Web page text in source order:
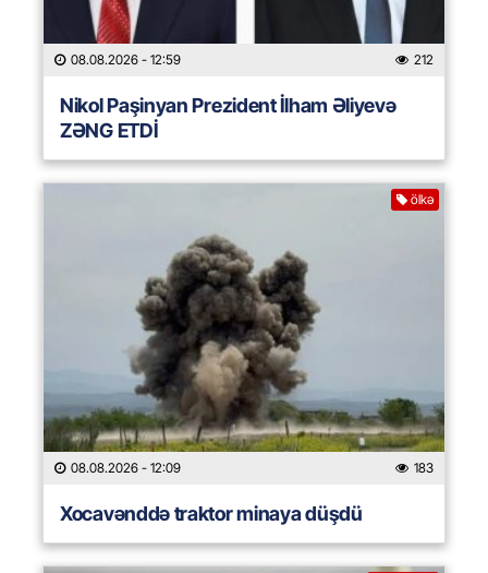
08.08.2026 - 12:59 212
Nikol Paşinyan Prezident İlham Əliyevə
ZƏNG ETDİ
ölkə
08.08.2026 - 12:09 183
Xocavənddə traktor minaya düşdü